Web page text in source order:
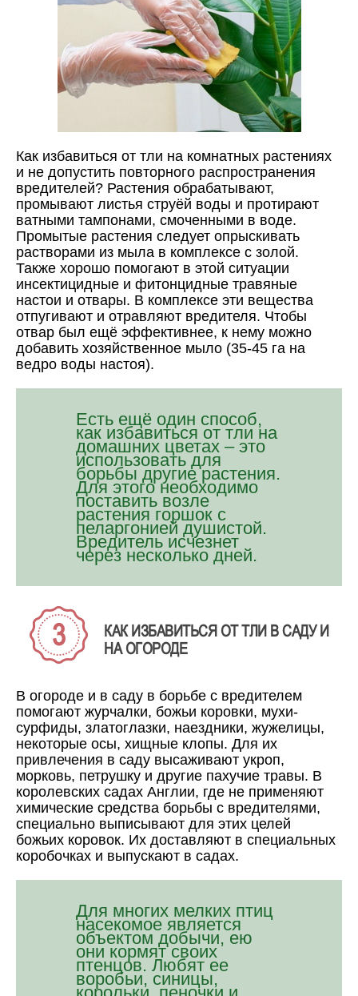
Как избавиться от тли на комнатных растениях
и не допустить повторного распространения
вредителей? Растения обрабатывают,
промывают листья струёй воды и протирают
ватными тампонами, смоченными в воде.
Промытые растения следует опрыскивать
растворами из мыла в комплексе с золой.
Также хорошо помогают в этой ситуации
инсектицидные и фитонцидные травяные
настои и отвары. В комплексе эти вещества
отпугивают и отравляют вредителя. Чтобы
отвар был ещё эффективнее, к нему можно
добавить хозяйственное мыло (35-45 га на
ведро воды настоя).
Есть ещё один способ,
как избавиться от тли на
домашних цветах – это
использовать для
борьбы другие растения.
Для этого необходимо
поставить возле
растения горшок с
пеларгонией душистой.
Вредитель исчезнет
через несколько дней.
КАК ИЗБАВИТЬСЯ ОТ ТЛИ В САДУ И
НА ОГОРОДЕ
В огороде и в саду в борьбе с вредителем
помогают журчалки, божьи коровки, мухи-
сурфиды, златоглазки, наездники, жужелицы,
некоторые осы, хищные клопы. Для их
привлечения в саду высаживают укроп,
морковь, петрушку и другие пахучие травы. В
королевских садах Англии, где не применяют
химические средства борьбы с вредителями,
специально выписывают для этих целей
божьих коровок. Их доставляют в специальных
коробочках и выпускают в садах.
Для многих мелких птиц
насекомое является
объектом добычи, ею
они кормят своих
птенцов. Любят ее
воробьи, синицы,